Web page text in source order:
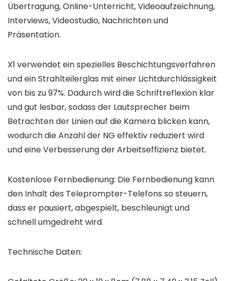
Übertragung, Online-Unterricht, Videoaufzeichnung,
Interviews, Videostudio, Nachrichten und
Präsentation.
X1 verwendet ein spezielles Beschichtungsverfahren
und ein Strahlteilerglas mit einer Lichtdurchlässigkeit
von bis zu 97%. Dadurch wird die Schriftreflexion klar
und gut lesbar, sodass der Lautsprecher beim
Betrachten der Linien auf die Kamera blicken kann,
wodurch die Anzahl der NG effektiv reduziert wird
und eine Verbesserung der Arbeitseffizienz bietet.
Kostenlose Fernbedienung: Die Fernbedienung kann
den Inhalt des Teleprompter-Telefons so steuern,
dass er pausiert, abgespielt, beschleunigt und
schnell umgedreht wird.
Technische Daten: